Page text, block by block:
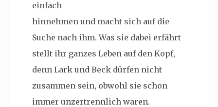
einfach
hinnehmen und macht sich auf die
Suche nach ihm. Was sie dabei erfährt
stellt ihr ganzes Leben auf den Kopf,
denn Lark und Beck dürfen nicht
zusammen sein, obwohl sie schon
immer unzertrennlich waren.